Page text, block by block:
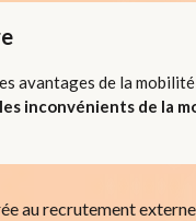
avantages de la
inconvénients de la
au recrutement